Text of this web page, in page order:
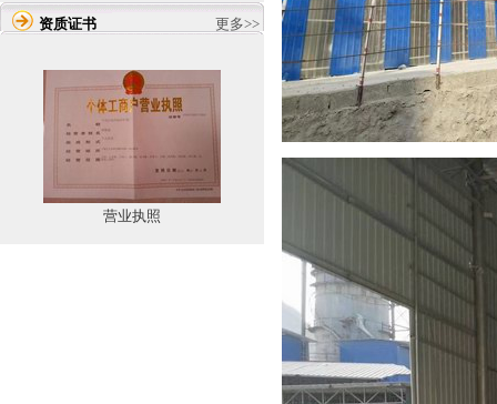
资质证书 更多>>
营业执照